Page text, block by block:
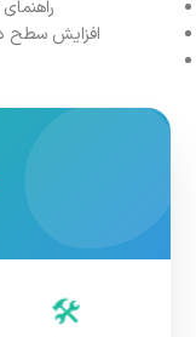
افزایش سطح
🛠️